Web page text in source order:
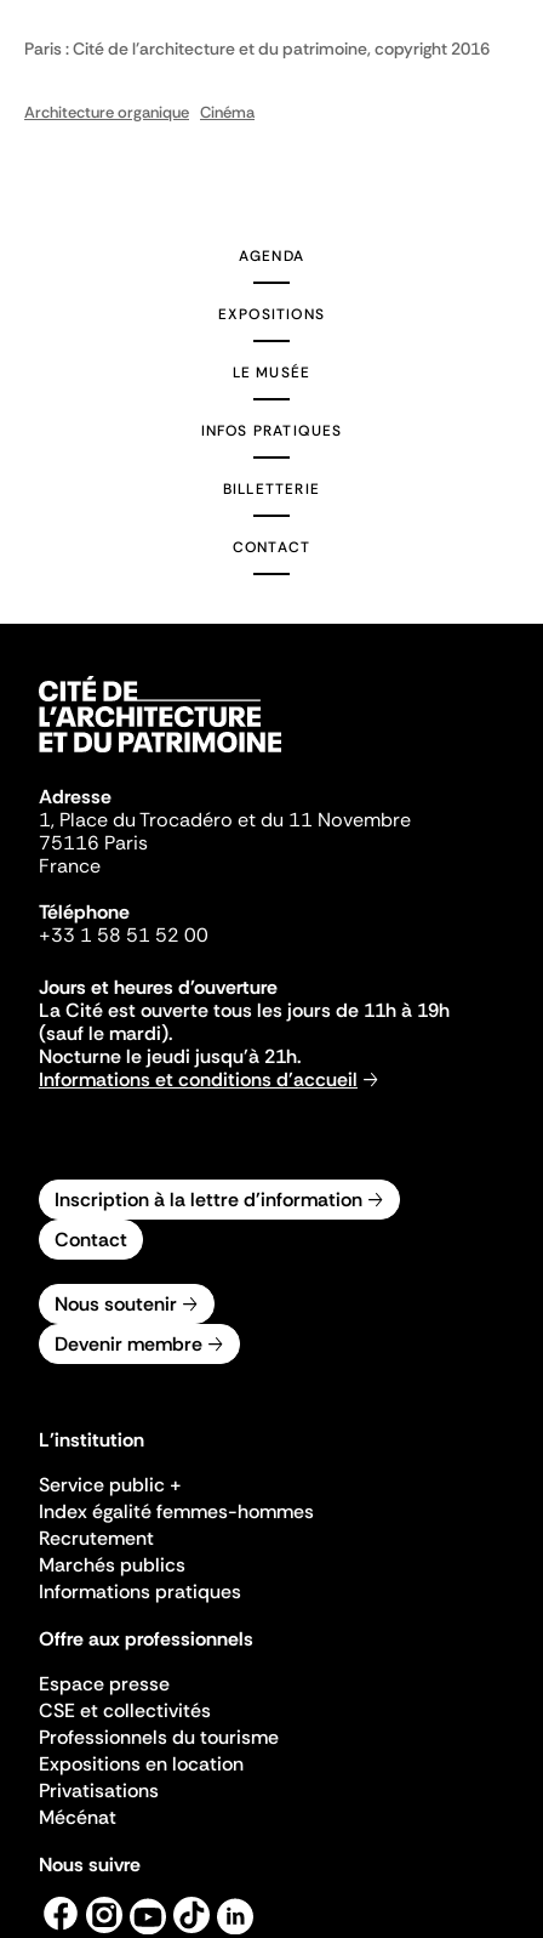
Paris : Cité de l'architecture et du patrimoine, copyright 2016
Architecture organique Cinéma
AGENDA
EXPOSITIONS
LE MUSÉE
INFOS PRATIQUES
BILLETTERIE
CONTACT
Adresse
1, Place du Trocadéro et du 11 Novembre
75116 Paris
France
Téléphone
+33 1 58 51 52 00
Jours et heures d'ouverture
La Cité est ouverte tous les jours de 11h à 19h
(sauf le mardi).
Nocturne le jeudi jusqu'à 21h.
Informations et conditions d'accueil
Inscription à la lettre d'information
Contact
Nous soutenir
Devenir membre
L'institution
Service public +
Index égalité femmes-hommes
Recrutement
Marchés publics
Informations pratiques
Offre aux professionnels
Espace presse
CSE et collectivités
Professionnels du tourisme
Expositions en location
Privatisations
Mécénat
Nous suivre